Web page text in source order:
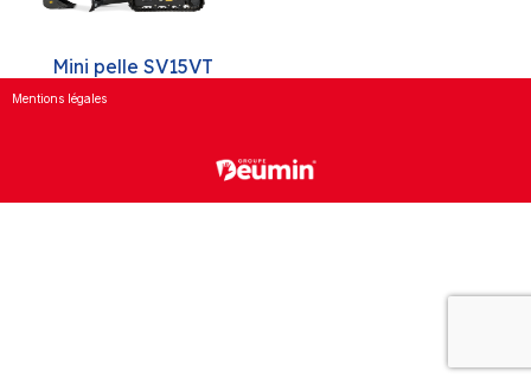
Mini pelle SV15VT
Mentions légales